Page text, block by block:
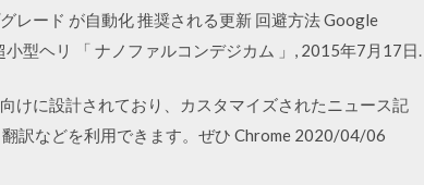
レード が自動化 推奨される更新 回避方法 Google
型ヘリ 「 ナノファルコンデジカム 」, 2015年7月17日.
けに設計されており、カスタマイズされたニュース記
訳などを利用できます。ぜひ Chrome 2020/04/06